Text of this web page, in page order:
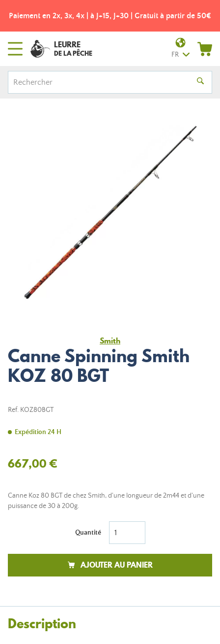
Paiement en 2x, 3x, 4x | à J+15, J+30 | Gratuit à partir de 50€
LEURRE
DE LA PÊCHE FR
Smith
Canne Spinning Smith
KOZ 80 BGT
Ref. KOZ80BGT
Expédition 24 H
667,00 €
Canne Koz 80 BGT de chez Smith, d'une longueur de 2m44 et d'une
puissance de 30 à 200g.
Quantité
AJOUTER AU PANIER
Description